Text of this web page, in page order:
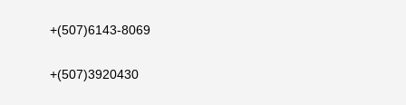
+(507)6143-8069
+(507)3920430​